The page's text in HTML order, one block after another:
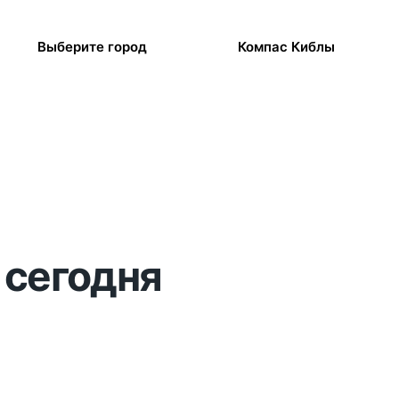
Выберите город Компас Киблы